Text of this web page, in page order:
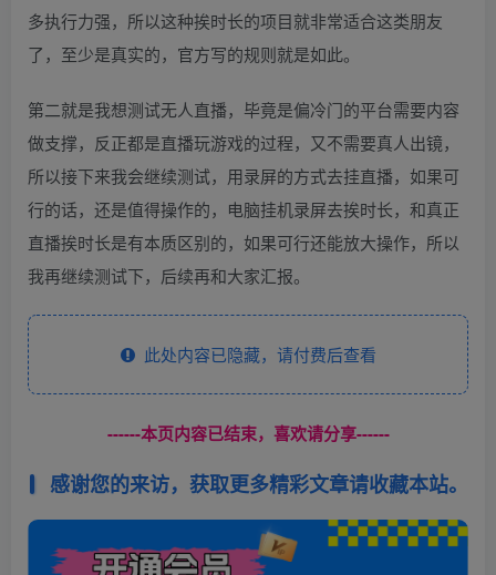
多执行力强，所以这种挨时长的项目就非常适合这类朋友
了，至少是真实的，官方写的规则就是如此。
第二就是我想测试无人直播，毕竟是偏冷门的平台需要内容
做支撑，反正都是直播玩游戏的过程，又不需要真人出镜，
所以接下来我会继续测试，用录屏的方式去挂直播，如果可
行的话，还是值得操作的，电脑挂机录屏去挨时长，和真正
直播挨时长是有本质区别的，如果可行还能放大操作，所以
我再继续测试下，后续再和大家汇报。
此处内容已隐藏，请付费后查看
------本页内容已结束，喜欢请分享------
感谢您的来访，获取更多精彩文章请收藏本站。